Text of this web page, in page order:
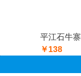
平江石牛
￥138